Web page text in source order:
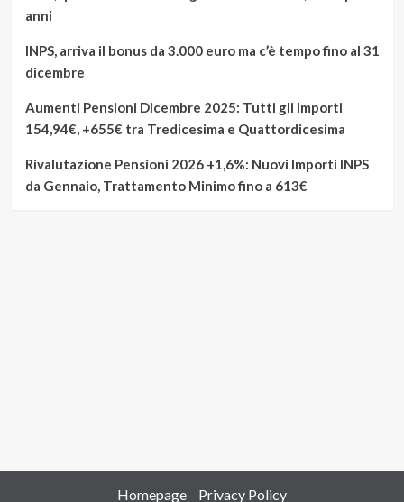
anni
INPS, arriva il bonus da 3.000 euro ma c’è tempo fino al 31
dicembre
Aumenti Pensioni Dicembre 2025: Tutti gli Importi
154,94€, +655€ tra Tredicesima e Quattordicesima
Rivalutazione Pensioni 2026 +1,6%: Nuovi Importi INPS
da Gennaio, Trattamento Minimo fino a 613€
Homepage Privacy Policy